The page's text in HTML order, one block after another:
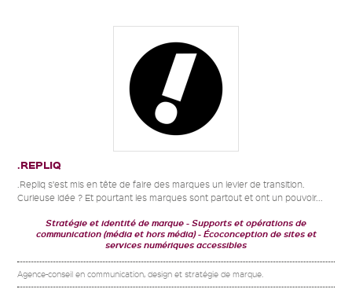
.REPLIQ
.Repliq s’est mis en tête de faire des marques un levier de transition.
Curieuse idée ? Et pourtant les marques sont partout et ont un pouvoir...
Stratégie et identité de marque
Supports et opérations de
communication (média et hors média)
Écoconception de sites et
services numériques accessibles
Agence-conseil en communication, design et stratégie de marque.